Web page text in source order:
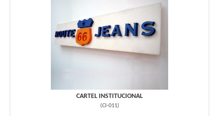
CARTEL INSTITUCIONAL
(CI-011)